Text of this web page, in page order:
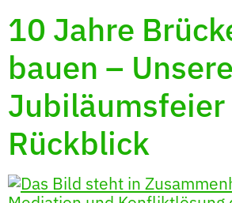
10 Jahre
bauen – Unsere
Jubiläumsfeier
Rückblick